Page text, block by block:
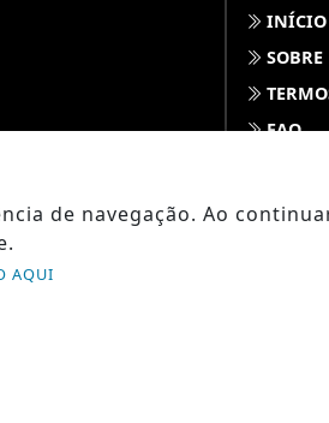
INÍCIO
SOBRE
FAQ
de navegação. Ao
AQUI